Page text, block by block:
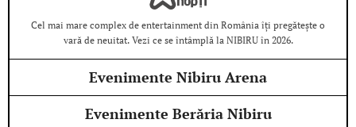
Cel mai mare complex de entertainment din România îți pregătește o
vară de neuitat. Vezi ce se întâmplă la NIBIRU în 2026.
Evenimente Nibiru Arena
Evenimente Berăria Nibiru